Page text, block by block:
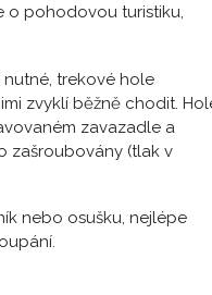
o pohodovou turistiku,
trekové hole
zvyklí běžně chodit.
zavazadle a
zašroubovány (tlak v
nebo osušku, nejlépe